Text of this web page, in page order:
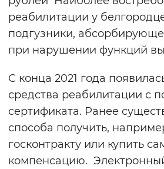
Звуковой
Воспроизвести
Вернуть
реабилитации у
подгузники,
при нарушении функций
С конца 2021 года
средства реабилитации с
сертификата. Ранее
способа получить,
госконтракту или купить
компенсацию.